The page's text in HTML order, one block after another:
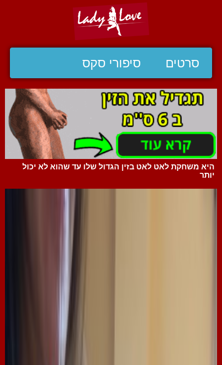
סרטים סיפורי סקס
היא משחקת לאט לאט בזין הגדול שלו עד שהוא לא יכול
יותר